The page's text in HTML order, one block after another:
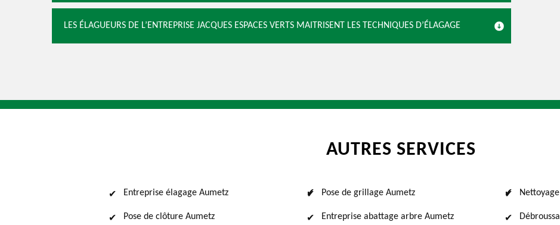
LES ÉLAGUEURS DE L’ENTREPRISE JACQUES ESPACES VERTS MAITRISENT LES TECHNIQUES D’ÉLAGAGE
AUTRES SERVICES
Entreprise élagage Aumetz
Pose de clôture Aumetz
Pose de grillage Aumetz
Entreprise abattage arbre Aumetz